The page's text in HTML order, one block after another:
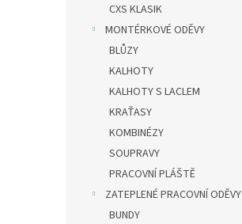
CXS KLASIK
MONTÉRKOVÉ ODĚVY
BLŮZY
KALHOTY
KALHOTY S LACLEM
KRAŤASY
KOMBINÉZY
SOUPRAVY
PRACOVNÍ PLÁŠTĚ
ZATEPLENÉ PRACOVNÍ ODĚVY
BUNDY